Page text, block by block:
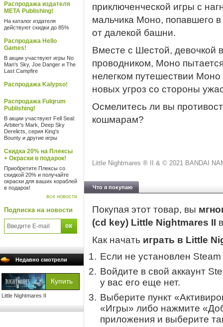
Распродажа издателя
META Publishing!
На каталог издателя
действуют скидки до 85%
Распродажа Hello
Games!
В акции участвуют игры No
Man's Sky, Joe Danger и The
Last Campfire
Распродажа Kalypso!
Распродажа Fulqrum
Publishing!
В акции участвуют Fell Seal:
Arbiter's Mark, Deep Sky
Derelicts, серия King's
Bounty и другие игры
Скидка 20% на Плексы
+ Окраски в подарок!
Приобретите Плексы со
скидкой 20% и получайте
окраски для ваших кораблей
в подарок!
все новости
Подписка на новости
Недавно смотрели
Little Nightmares II
приключенческой игры с
мальчика Моно, попавшего
от далекой башни.
Вместе с Шестой, девочкой
проводником, Моно
нелегком путешествии
новых угроз со стороны
Осмелитесь ли вы
кошмарам?
Little Nightmares ® II & © 2021 BANDAI
Что я покупаю
Покупая этот товар, вы
(cd key) Little Nightmares II
Как начать играть в Little
Если не установлен
Войдите в свой аккаунт
у вас его еще нет.
Выберите пункт
«Игры» либо нажмите
приложения и выберите